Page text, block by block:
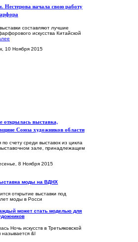
начала свою работу
составляют лучшие
искусства Китайской
10 Ноября 2015
открылась выставка,
Союза художников области
по счету среди выставок из цикла
зале, принадлежащем
8 Ноября 2015
моды на ВДНХ
открытие выставки под
моды в Росси
может стать моделью для
Ночь искусств в Третьяковской
называется &l